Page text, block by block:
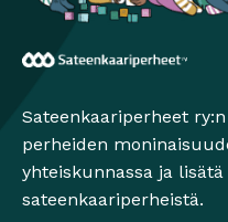
Sateenkaariperheet
perheiden
yhteiskunnassa ja
sateenkaariperheistä.